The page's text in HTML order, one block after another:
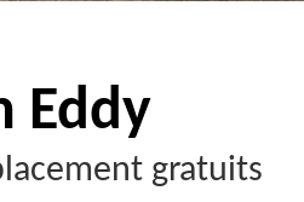
Eddy
gratuits